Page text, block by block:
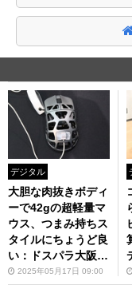
デジタル
大胆な肉抜きボディ
ーで42gの超軽量マ
ウス、つまみ持ちス
タイルにちょうど良
い：ドスパラ大阪・
なんば店
2025年05月17日 09:00